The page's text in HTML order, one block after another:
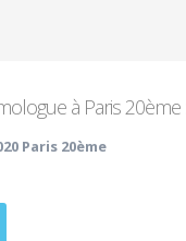
à Paris
Paris 20ème